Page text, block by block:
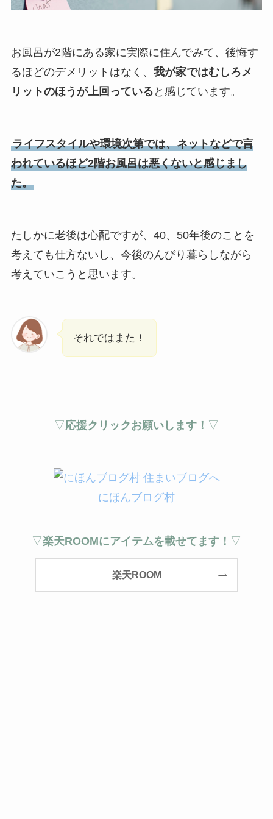
お風呂が2階にある家に実際に住んでみて、後悔す
るほどのデメリットはなく、 我が家ではむしろメ
リットのほうが上回っている と感じています。
ライフスタイルや環境次第では、ネットなどで言
われているほど2階お風呂は悪くないと感じまし
た。
たしかに老後は心配ですが、40、50年後のことを
考えても仕方ないし、今後のんびり暮らしながら
考えていこうと思います。
それではまた！
▽応援クリックお願いします！ ▽
にほんブログ村
▽楽天ROOMにアイテムを載せてます！ ▽
楽天ROOM